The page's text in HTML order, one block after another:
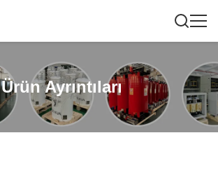
Ürün Ayrıntıları